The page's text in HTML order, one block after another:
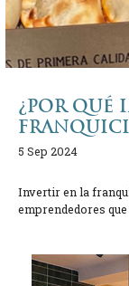
¿POR QUÉ
5 Sep 2024
Invertir en la
emprendedores